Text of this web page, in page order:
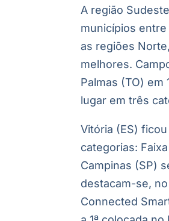
A região
municípios
as regiões
melhores.
Palmas (TO) em
lugar em três
Vitória (ES)
categorias:
Campinas (SP)
destacam-se,
Connected